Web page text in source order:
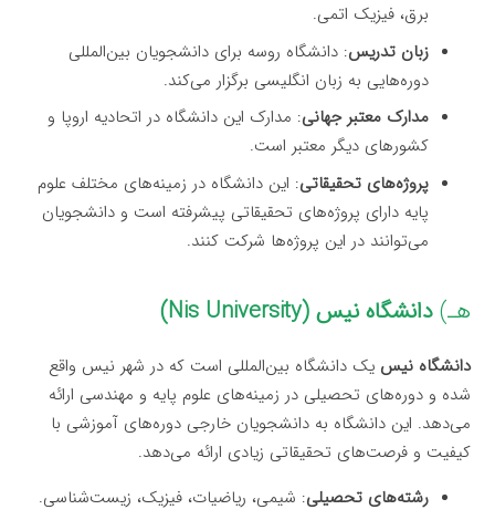
برق، فیزیک اتمی.
زبان تدریس: دانشگاه روسه برای دانشجویان بین‌المللی
دوره‌هایی به زبان انگلیسی برگزار می‌کند.
مدارک معتبر جهانی: مدارک این دانشگاه در اتحادیه اروپا و
کشورهای دیگر معتبر است.
پروژه‌های تحقیقاتی: این دانشگاه در زمینه‌های مختلف علوم
پایه دارای پروژه‌های تحقیقاتی پیشرفته است و دانشجویان
می‌توانند در این پروژه‌ها شرکت کنند.
هـ)دانشگاه نیس (Nis University)
دانشگاه نیس یک دانشگاه بین‌المللی است که در شهر نیس واقع
شده و دوره‌های تحصیلی در زمینه‌های علوم پایه و مهندسی ارائه
می‌دهد. این دانشگاه به دانشجویان خارجی دوره‌های آموزشی با
کیفیت و فرصت‌های تحقیقاتی زیادی ارائه می‌دهد.
رشته‌های تحصیلی: شیمی، ریاضیات، فیزیک، زیست‌شناسی.